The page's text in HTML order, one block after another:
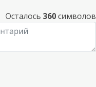
Осталось 360символов